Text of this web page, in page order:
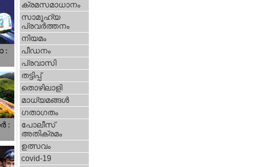
:
:
ക്രമസമാധാനം
സാമൂഹ്യ
പ്രവര്‍ത്തനം
നിയമം
പീഡനം
പ്രവാസി
തട്ടിപ്പ്‌
തൊഴിലാളി
മാധ്യമങ്ങള്‍
ഗതാഗതം
പോലീസ്‌
അതിക്രമം
ഉത്സവം
covid-19